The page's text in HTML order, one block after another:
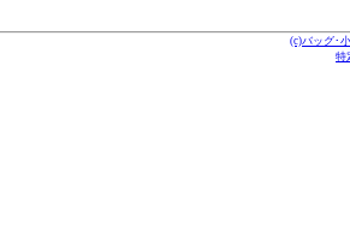
(c)バッグ･
特